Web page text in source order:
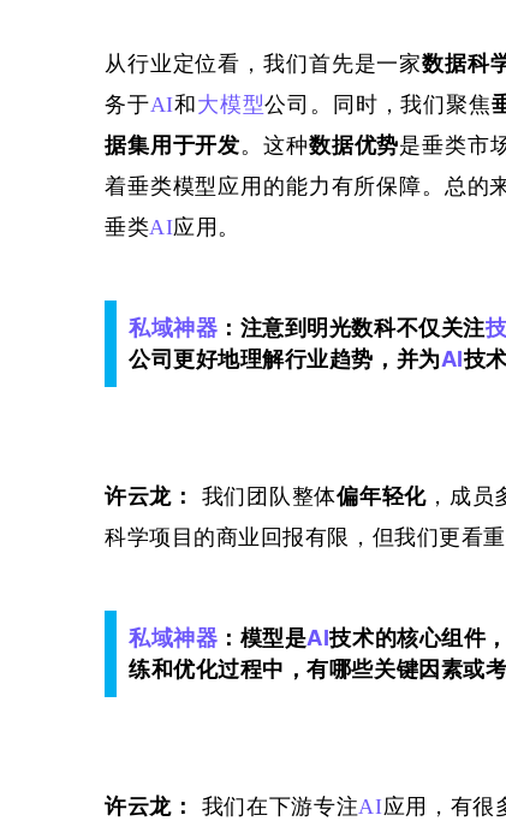
从行业定位看，我们首先是一家数据科
务于AI和大模型公司。同时，我们聚焦
据集用于开发。这种数据优势是垂类市
着垂类模型应用的能力有所保障。 总的
垂类AI应用 。
私域神器 ：注意到明光数科不仅关注
公司更好地理解行业趋势，并为AI技
许云龙： 我们团队整体偏年轻化 ，成
科学项目的商业回报有限，但我们更看
私域神器 ：模型是AI技术的核心组件
练和优化过程中，有哪些关键因素或
许云龙： 我们在下游专注AI应用， 有很